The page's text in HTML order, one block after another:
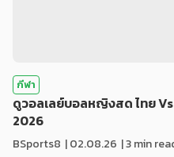
กีฬา
ดูวอลเลย์บอลหญิงสด ไทย
2026
BSports8 |02.08.26 | 3 min